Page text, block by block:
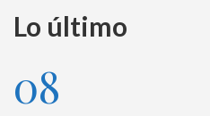
Lo último
08